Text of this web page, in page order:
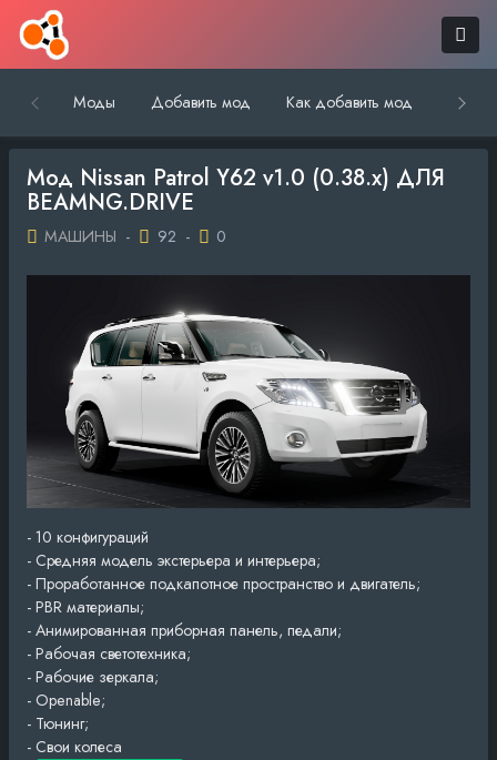
Моды Добавить мод Как добавить мод
Мод Nissan Patrol Y62 v1.0 (0.38.x) ДЛЯ
BEAMNG.DRIVE
МАШИНЫ - 92 - 0
- 10 конфигураций
- Средняя модель экстерьера и интерьера;
- Проработанное подкапотное пространство и двигатель;
- PBR материалы;
- Анимированная приборная панель, педали;
- Рабочая светотехника;
- Рабочие зеркала;
- Openable;
- Тюнинг;
- Свои колеса